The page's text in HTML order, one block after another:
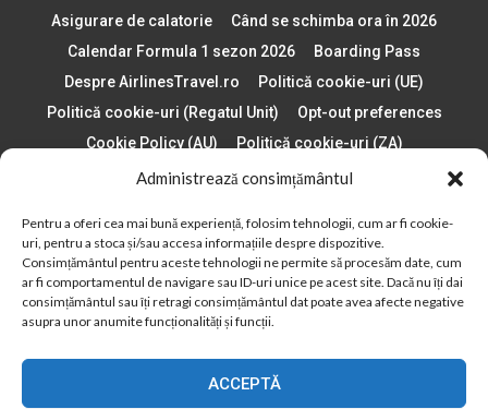
Administrează consimțământul
Pentru a oferi cea mai bună experiență, folosim tehnologii, cum ar fi cookie-
uri, pentru a stoca și/sau accesa informațiile despre dispozitive.
Consimțământul pentru aceste tehnologii ne permite să procesăm date, cum
ar fi comportamentul de navigare sau ID-uri unice pe acest site. Dacă nu îți dai
consimțământul sau îți retragi consimțământul dat poate avea afecte negative
asupra unor anumite funcționalități și funcții.
ACCEPTĂ
Asigurare de calatorie
Când se schimba ora în 2026
Calendar Formula 1 sezon 2026
Boarding Pass
Despre AirlinesTravel.ro
Politică cookie-uri (UE)
Politică cookie-uri (Regatul Unit)
Opt-out preferences
Cookie Policy (AU)
Politică cookie-uri (ZA)
Politică cookie-uri (Canada)
Politică cookie-uri (BR)
2012 - 2025 © Toate drepturile rezervate
Din 2012, AirlinesTravel.ro este o platformă de informare online,
specializată în aviație și turism!